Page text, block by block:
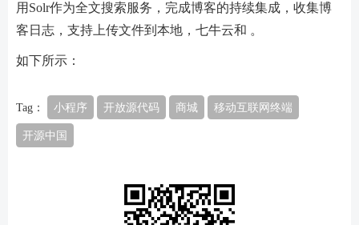
用Solr作为全文搜索服务，完成博客的持续集成，收集博
客日志，支持上传文件到本地，七牛云和 。
如下所示：
Tag： 小程序 开放源代码 商城 移动互联网终端
开源中国